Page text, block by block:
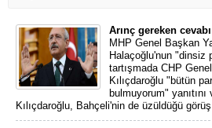
Arınç gereken
MHP Genel Başkan
Halaçoğlu'nun "dinsiz
tartışmada CHP
Kılıçdaroğlu "bütün
bulmuyorum"
Kılıçdaroğlu, Bahçeli'nin de üzüldüğü görüş